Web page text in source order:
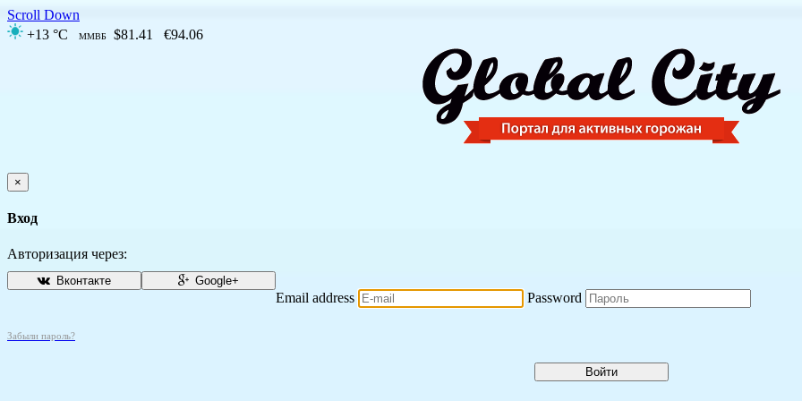
Scroll Down
+13 °C
ММВБ $81.41 €94.06
×
Вход
Авторизация через:
Вконтакте Google+
Email address Password
Забыли пароль?
Войти